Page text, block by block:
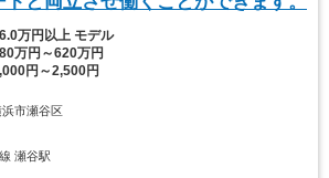
万円以上 モデル
万円～620万円
円～2,500円
市瀬谷区
瀬谷駅